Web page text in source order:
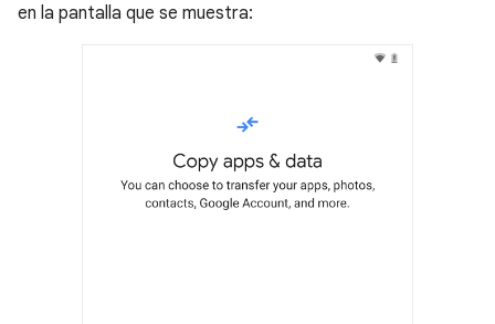
en la pantalla que se muestra: